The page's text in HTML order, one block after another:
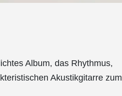
Album, das Rhythmus,
Akustikgitarre zum